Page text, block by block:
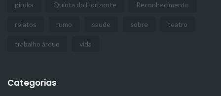
piruka Quinta do Horizonte Reconhecimento
relatos rumo saude sobre teatro
trabalho árduo vida
Categorias